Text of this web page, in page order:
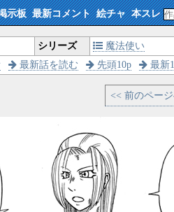
示板 最新コメント 絵チャ 本スレ
シリーズ
魔法使い
最新話を読む 先頭10p 最新
<< 前のペー